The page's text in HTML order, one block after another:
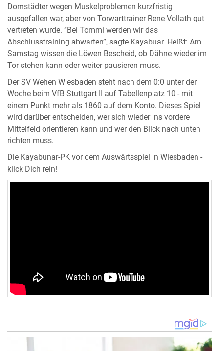
Domstädter wegen Muskelproblemen kurzfristig
ausgefallen war, aber von Torwarttrainer Rene Vollath gut
vertreten wurde. “Bei Tommi werden wir das
Abschlusstraining abwarten”, sagte Kayabuar. Heißt: Am
Samstag wissen die Löwen Bescheid, ob Dähne wieder im
Tor stehen kann oder weiter pausieren muss.
Der SV Wehen Wiesbaden steht nach dem 0:0 unter der
Woche beim VfB Stuttgart II auf Tabellenplatz 10 - mit
einem Punkt mehr als 1860 auf dem Konto. Dieses Spiel
wird darüber entscheiden, wer sich wieder ins vordere
Mittelfeld orientieren kann und wer den Blick nach unten
richten muss.
Die Kayabunar-PK vor dem Auswärtsspiel in Wiesbaden -
klick Dich rein!